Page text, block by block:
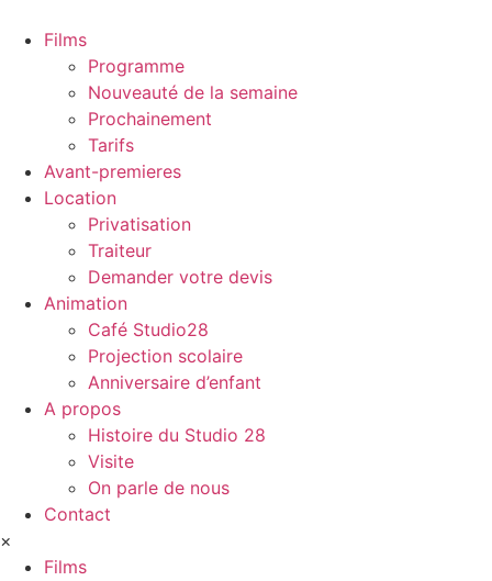
Films
Programme
Nouveauté de la semaine
Prochainement
Tarifs
Avant-premieres
Location
Privatisation
Traiteur
Demander votre devis
Animation
Café Studio28
Projection scolaire
Anniversaire d’enfant
A propos
Histoire du Studio 28
Visite
On parle de nous
Contact
×
Films